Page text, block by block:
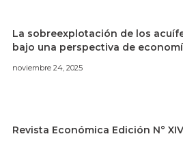
La sobreexplotación de los
bajo una perspectiva de
noviembre 24, 2025
Revista Económica Edición N° XIV